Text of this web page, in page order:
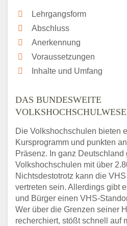
Lehrgangsform
Abschluss
Anerkennung
Voraussetzungen
Inhalte und Umfang
DAS BUNDESWEITE
Die Volkshochschulen bieten
Kursprogramm und punkten
Präsenz. In ganz
Volkshochschulen mit über
Nichtsdestotrotz kann die
vertreten sein. Allerdings gibt
und Bürger einen VHS-
Wer über die Grenzen seiner
recherchiert, stößt schnell auf